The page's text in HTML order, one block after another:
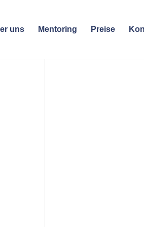
uns Mentoring Preise